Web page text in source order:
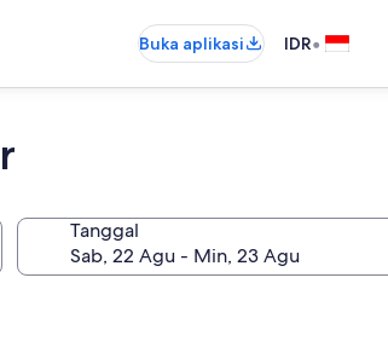
Buka aplikasi IDR•
Tanggal